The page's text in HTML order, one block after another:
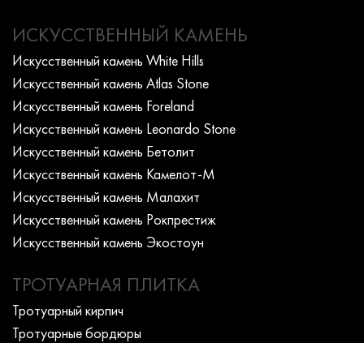
ИСКУССТВЕННЫЙ КАМЕНЬ
Искусcтвенный камень White Hills
Искусcтвенный камень Atlas Stone
Искусcтвенный камень Foreland
Искусcтвенный камень Leonardo Stone
Искусcтвенный камень Бетолит
Искусcтвенный камень Камелот-М
Искусcтвенный камень Малахит
Искусcтвенный камень Рокпрестиж
Искусcтвенный камень Экостоун
ТРОТУАРНАЯ ПЛИТКА
Тротуарный кирпич
Тротуарные бордюры